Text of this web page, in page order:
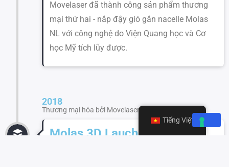
Movelaser đã thành công sản phẩm thương
mại thứ hai - nắp đậy gió gắn nacelle Molas
NL với công nghệ do Viện Quang học và Cơ
học Mỹ tích lũy được.
2018
Thương mại hóa bởi Movelaser
Molas 3D Lauched
Tiếng Việt